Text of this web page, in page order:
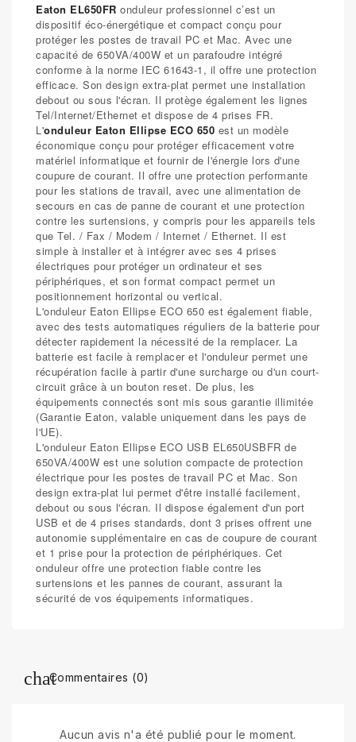
Eaton EL650FR onduleur professionnel c’est un
dispositif éco-énergétique et compact conçu pour
protéger les postes de travail PC et Mac. Avec une
capacité de 650VA/400W et un parafoudre intégré
conforme à la norme IEC 61643-1, il offre une protection
efficace. Son design extra-plat permet une installation
debout ou sous l'écran. Il protège également les lignes
Tel/Internet/Ethernet et dispose de 4 prises FR.
L'onduleur Eaton Ellipse ECO 650 est un modèle
économique conçu pour protéger efficacement votre
matériel informatique et fournir de l'énergie lors d'une
coupure de courant. Il offre une protection performante
pour les stations de travail, avec une alimentation de
secours en cas de panne de courant et une protection
contre les surtensions, y compris pour les appareils tels
que Tel. / Fax / Modem / Internet / Ethernet. Il est
simple à installer et à intégrer avec ses 4 prises
électriques pour protéger un ordinateur et ses
périphériques, et son format compact permet un
positionnement horizontal ou vertical.
L'onduleur Eaton Ellipse ECO 650 est également fiable,
avec des tests automatiques réguliers de la batterie pour
détecter rapidement la nécessité de la remplacer. La
batterie est facile à remplacer et l'onduleur permet une
récupération facile à partir d'une surcharge ou d'un court-
circuit grâce à un bouton reset. De plus, les
équipements connectés sont mis sous garantie illimitée
(Garantie Eaton, valable uniquement dans les pays de
l'UE).
L'onduleur Eaton Ellipse ECO USB EL650USBFR de
650VA/400W est une solution compacte de protection
électrique pour les postes de travail PC et Mac. Son
design extra-plat lui permet d'être installé facilement,
debout ou sous l'écran. Il dispose également d'un port
USB et de 4 prises standards, dont 3 prises offrent une
autonomie supplémentaire en cas de coupure de courant
et 1 prise pour la protection de périphériques. Cet
onduleur offre une protection fiable contre les
surtensions et les pannes de courant, assurant la
sécurité de vos équipements informatiques.
Commentaires (0)
Aucun avis n'a été publié pour le moment.